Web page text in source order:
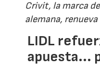
Crivit, la marca
alemana,
LIDL
apuesta...